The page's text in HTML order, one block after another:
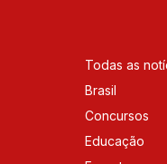
Todas as
Brasil
Concursos
Educação